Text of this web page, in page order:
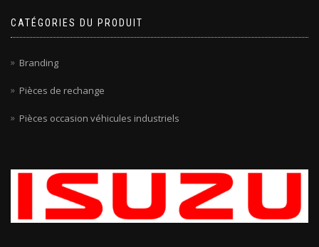
CATÉGORIES DU PRODUIT
Branding
Pièces de rechange
Pièces occasion véhicules industriels